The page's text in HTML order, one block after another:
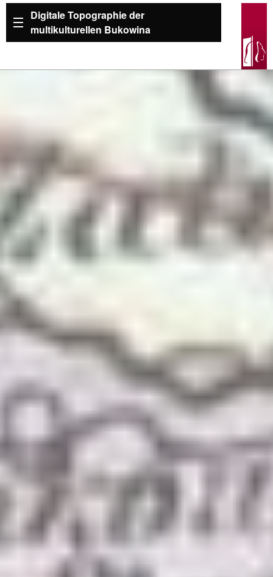
Digitale Topographie der
multikulturellen Bukowina